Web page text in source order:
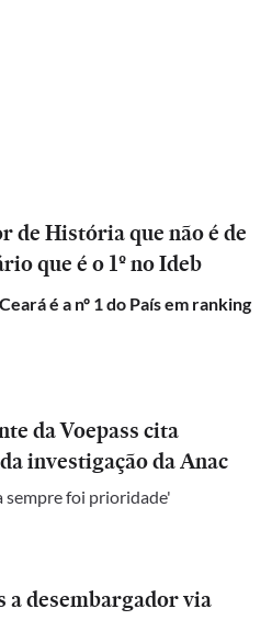
de História que não é de
que é o 1º no Ideb
é a nº 1 do País em ranking
da Voepass cita
investigação da Anac
sempre foi prioridade'
a desembargador via